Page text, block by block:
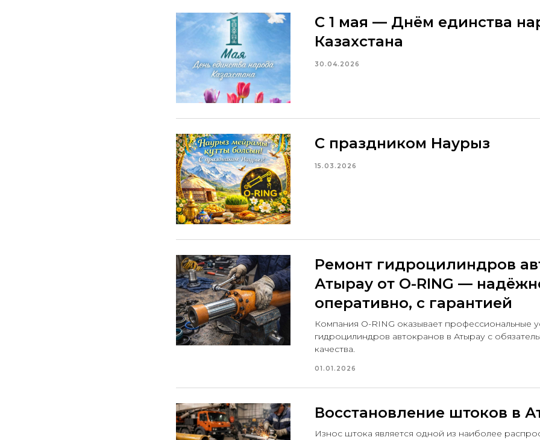
С 1 мая — Днём единства
Казахстана
30.04.2026
С праздником Наурыз
15.03.2026
Ремонт гидроцилиндров
Атырау от O-RING —
оперативно, с гарантией
Компания O-RING оказывает профессиональные
гидроцилиндров автокранов в Атырау с
качества.
01.01.2026
Восстановление штоков в
Износ штока является одной из наиболее